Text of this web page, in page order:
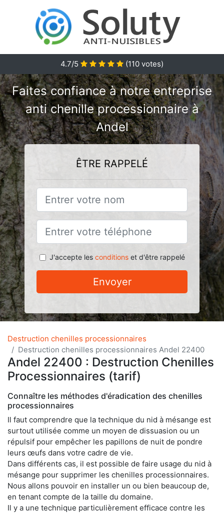
4.7/5 (110 votes)
Faites confiance à notre entreprise
anti chenille processionnaire à
Andel
ÊTRE RAPPELÉ
J'accepte les conditionset d'être rappelé
Envoyer
Destruction chenilles processionnaires
Destruction chenilles processionnaires Andel 22400
Andel 22400 : Destruction Chenilles
Processionnaires (tarif)
Connaître les méthodes d'éradication des chenilles
processionnaires
Il faut comprendre que la technique du nid à mésange est
surtout utilisée comme un moyen de dissuasion ou un
répulsif pour empêcher les papillons de nuit de pondre
leurs œufs dans votre cadre de vie.
Dans différents cas, il est possible de faire usage du nid à
mésange pour supprimer les chenilles processionnaires.
Nous allons pouvoir en installer un ou bien beaucoup de,
en tenant compte de la taille du domaine.
Il y a une technique particulièrement efficace contre les